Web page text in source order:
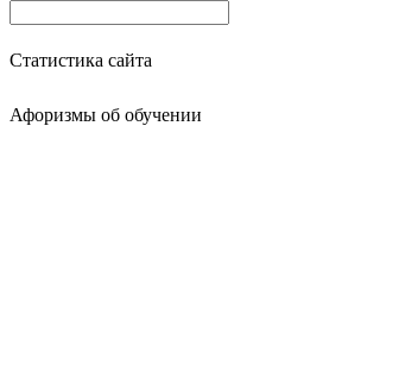
Статистика сайта
Афоризмы об обучении